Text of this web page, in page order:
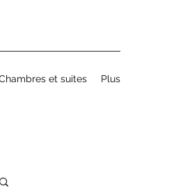
et suites Plus